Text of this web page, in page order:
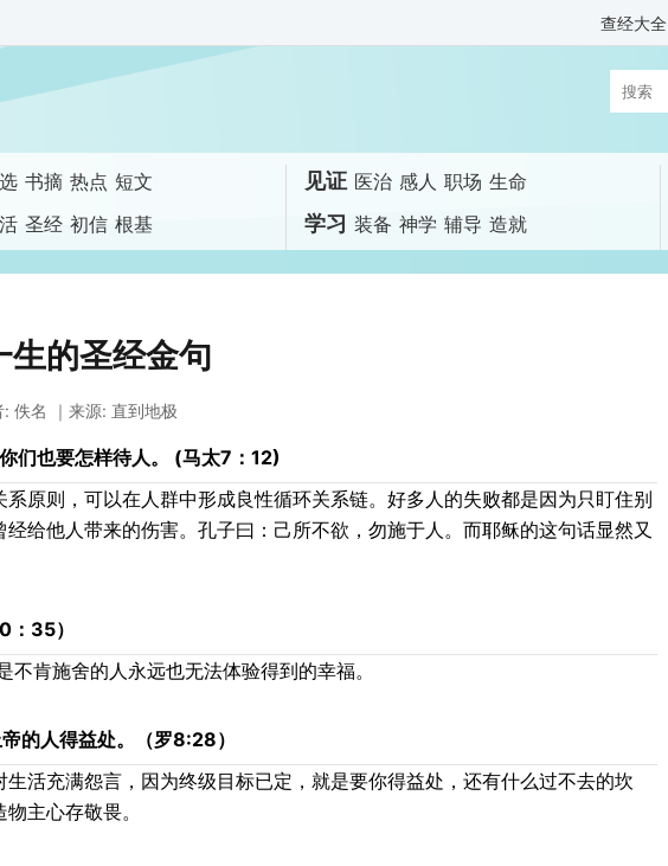
查经大全
书摘 热点 短文 见证 医治 感人 职场 生命
圣经 初信 根基 学习 装备 神学 辅导 造就
生的圣经金句
: 佚名 ｜来源: 直到地极
们也要怎样待人。 (马太7：12)
原则，可以在人群中形成良性循环关系链。好多人的失败都是因为只盯住别
经给他人带来的伤害。孔子曰：己所不欲，勿施于人。而耶稣的这句话显然又
：35）
不肯施舍的人永远也无法体验得到的幸福。
的人得益处。（罗8:28）
活充满怨言，因为终级目标已定，就是要你得益处，还有什么过不去的坎
主心存敬畏。